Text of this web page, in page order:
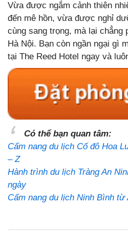
Vừa được ngắm cảnh thiên
đến mê hồn, vừa được nghỉ
cùng sang trọng, mà lại chẳng
Hà Nội. Bạn còn ngần ngại gì
tại The Reed Hotel ngay và
Có thể bạn quan tâm:
Cẩm nang du lịch Cố đô Hoa
– Z
Hành trình du lịch Tràng An
ngày
Cẩm nang du lịch Ninh Bình từ